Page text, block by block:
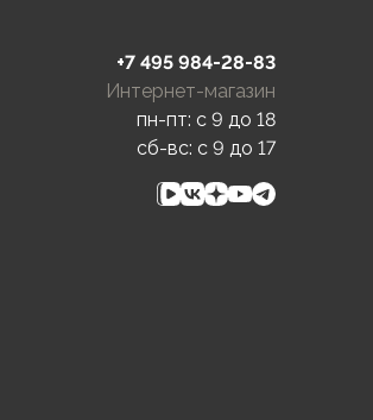
+7 495 984-28-83
Интернет-магазин
пн-пт: c 9 до 18
сб-вс: c 9 до 17